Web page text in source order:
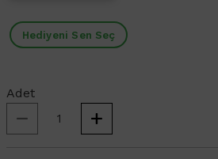
Hediyeni Sen Seç
Adet